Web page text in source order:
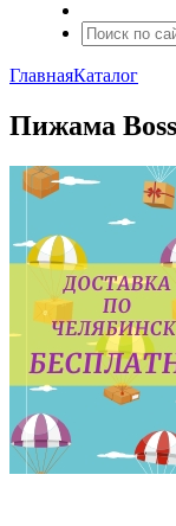
ГлавнаяКаталог
Пижама